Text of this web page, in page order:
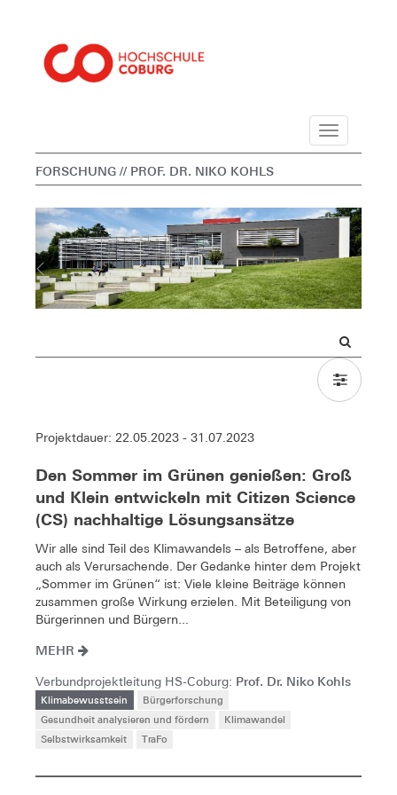
Navigation
FORSCHUNG // PROF. DR. NIKO KOHLS
Projektdauer: 22.05.2023 - 31.07.2023
Den Sommer im Grünen genießen: Groß
und Klein entwickeln mit Citizen Science
(CS) nachhaltige Lösungsansätze
Wir alle sind Teil des Klimawandels – als Betroffene, aber
auch als Verursachende. Der Gedanke hinter dem Projekt
„Sommer im Grünen“ ist: Viele kleine Beiträge können
zusammen große Wirkung erzielen. Mit Beteiligung von
Bürgerinnen und Bürgern...
MEHR
Verbundprojektleitung HS-Coburg: Prof. Dr. Niko Kohls
Klimabewusstsein
Bürgerforschung
Gesundheit analysieren und fördern
Klimawandel
Selbstwirksamkeit
TraFo